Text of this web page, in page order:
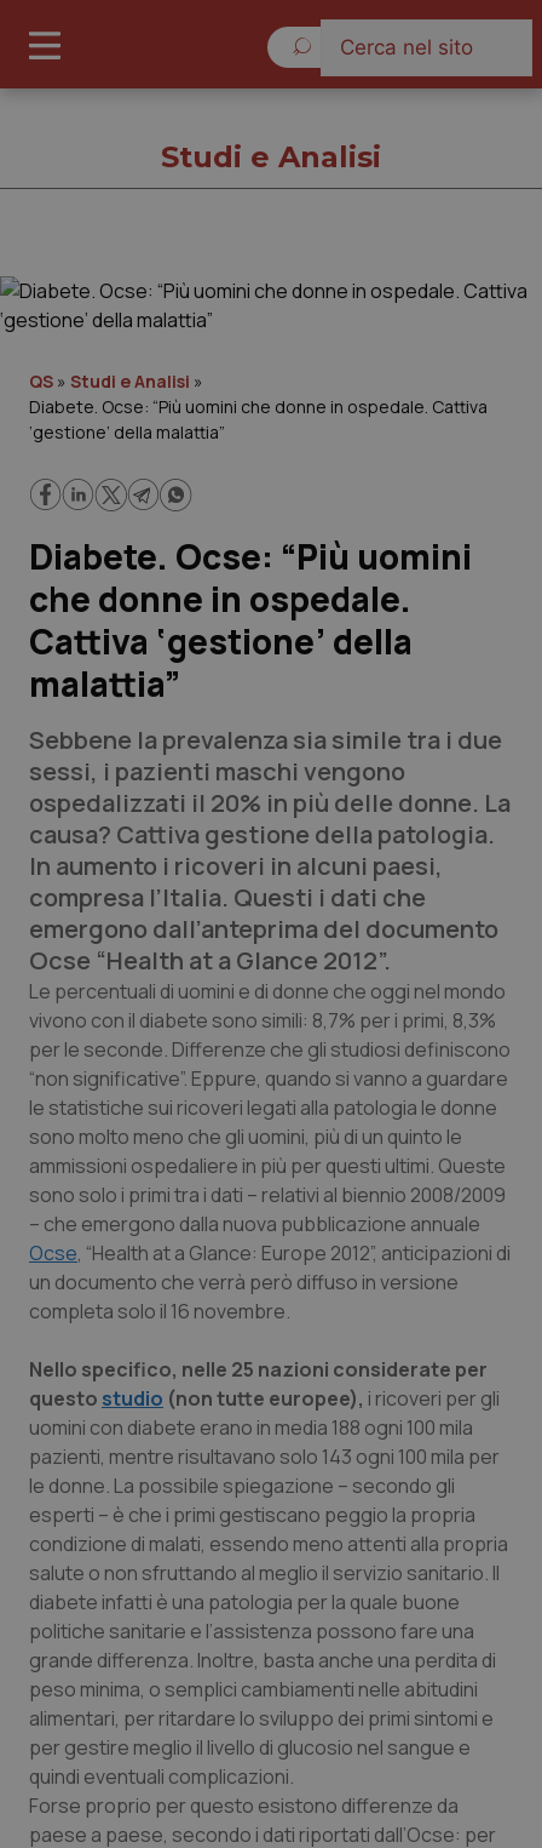
Governo e Parlamento
Regioni e Asl
Lavoro e Professioni
Scienza e Farmaci
Studi e Analisi
Lettere al direttore
Edizioni Regionali
QS Pro
Professionisti Sanitari.AI
Abruzzo
Basilicata
Calabria
Campania
Emilia-Romagna
Friuli Venezia Giulia
Liguria
Lombardia
Marche
Molise
Piemonte
Provincia Autonoma di Bolzano
Provincia Autonoma di Trento
QS Pro Gold
Artrite & artrosi
Asma & BPCO
Car-T
Colesterolo & coronaropatie
Dermatite Atopica
Diabete & glucometri
Disturbi dell’umore
Dolore
Donna & Salute
Epatiti
HIV
Infezioni & Febbre
Ipertensione & Scompenso
QS Club Newsletter
Studi e Analisi
QS » Studi e Analisi »
Diabete. Ocse: “Più uomini che donne in ospedale. Cattiva
‘gestione’ della malattia”
Diabete. Ocse: “Più uomini
che donne in ospedale.
Cattiva ‘gestione’ della
malattia”
Sebbene la prevalenza sia simile tra i due
sessi, i pazienti maschi vengono
ospedalizzati il 20% in più delle donne. La
causa? Cattiva gestione della patologia.
In aumento i ricoveri in alcuni paesi,
compresa l’Italia. Questi i dati che
emergono dall’anteprima del documento
Ocse “Health at a Glance 2012”.
Le percentuali di uomini e di donne che oggi nel mondo
vivono con il diabete sono simili: 8,7% per i primi, 8,3%
per le seconde. Differenze che gli studiosi definiscono
“non significative”. Eppure, quando si vanno a guardare
le statistiche sui ricoveri legati alla patologia le donne
sono molto meno che gli uomini, più di un quinto le
ammissioni ospedaliere in più per questi ultimi. Queste
sono solo i primi tra i dati – relativi al biennio 2008/2009
– che emergono dalla nuova pubblicazione annuale
Ocse, “Health at a Glance: Europe 2012”, anticipazioni di
un documento che verrà però diffuso in versione
completa solo il 16 novembre.
Nello specifico, nelle 25 nazioni considerate per
questo studio (non tutte europee), i ricoveri per gli
uomini con diabete erano in media 188 ogni 100 mila
pazienti, mentre risultavano solo 143 ogni 100 mila per
le donne. La possibile spiegazione – secondo gli
esperti – è che i primi gestiscano peggio la propria
condizione di malati, essendo meno attenti alla propria
salute o non sfruttando al meglio il servizio sanitario. Il
diabete infatti è una patologia per la quale buone
politiche sanitarie e l’assistenza possono fare una
grande differenza. Inoltre, basta anche una perdita di
peso minima, o semplici cambiamenti nelle abitudini
alimentari, per ritardare lo sviluppo dei primi sintomi e
per gestire meglio il livello di glucosio nel sangue e
quindi eventuali complicazioni.
Forse proprio per questo esistono differenze da
paese a paese, secondo i dati riportati dall’Ocse: per